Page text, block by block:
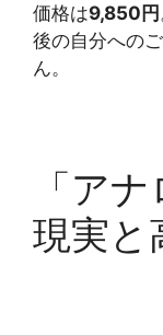
価格は9,850円
後の自分への
ん。
「ア
現実と